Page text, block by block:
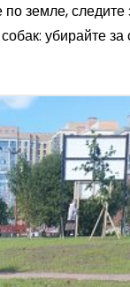
земле,
убирайте